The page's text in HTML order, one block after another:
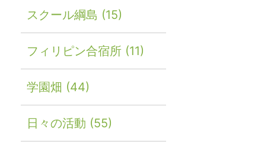
スクール綱島 (15)
フィリピン合宿所 (11)
学園畑 (44)
日々の活動 (55)